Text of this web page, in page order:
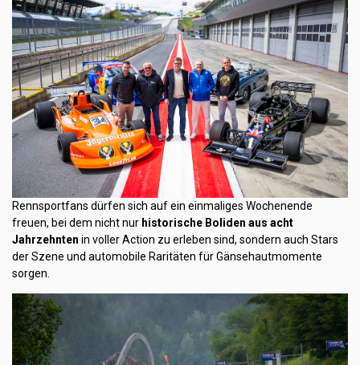
Rennsportfans dürfen sich auf ein einmaliges Wochenende
freuen, bei dem nicht nur historische Boliden aus acht
Jahrzehnten in voller Action zu erleben sind, sondern auch Stars
der Szene und automobile Raritäten für Gänsehautmomente
sorgen.